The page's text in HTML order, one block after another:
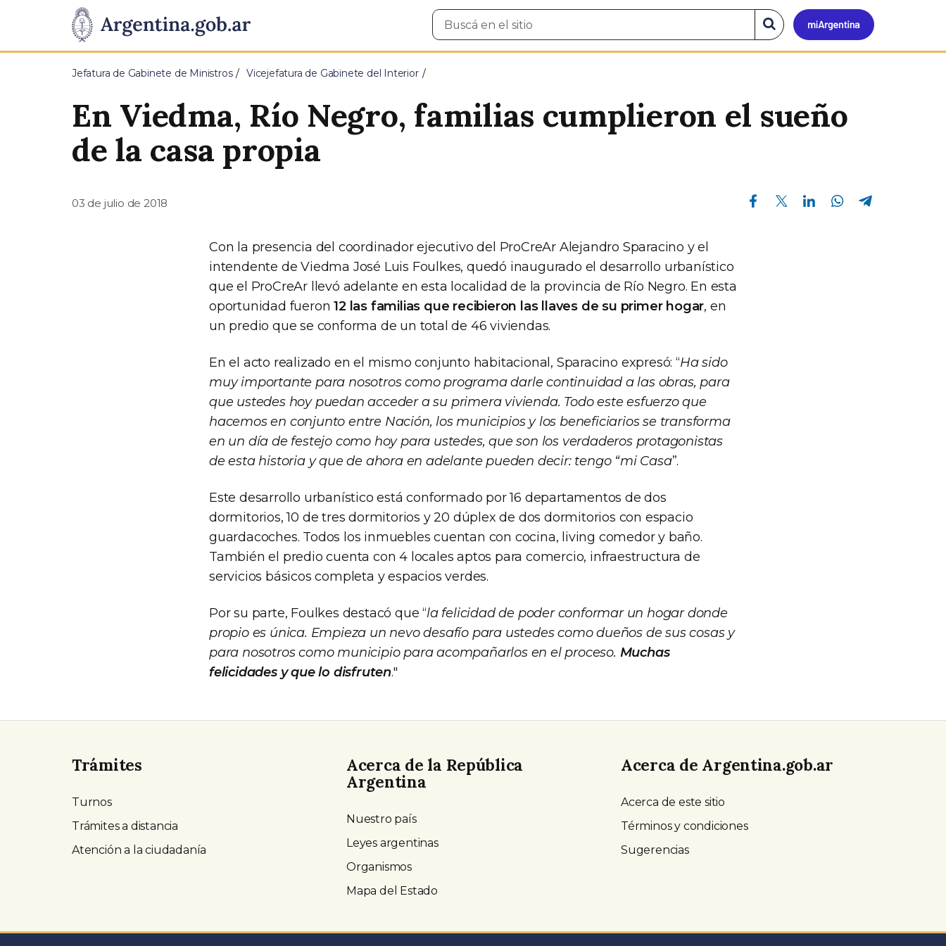
Presidencia
de
Pasar al contenido principal
Mi
Buscar
en
Buscar
en
el
Jefatura de Gabinete de Ministros Vicejefatura de Gabinete del Interior
En Viedma, Río Negro, familias cumplieron el sueño
de la casa propia
03 de julio de 2018
Compartir en Facebook Compartir en Twitter Compartir en Linkedin Compartir en Whatsapp
Con la presencia del coordinador ejecutivo del ProCreAr Alejandro Sparacino y el
intendente de Viedma José Luis Foulkes, quedó inaugurado el desarrollo urbanístico
que el ProCreAr llevó adelante en esta localidad de la provincia de Río Negro. En esta
oportunidad fueron12 las familias que recibieron las llaves de su primer hogar, en
un predio que se conforma de un total de 46 viviendas.
En el acto realizado en el mismo conjunto habitacional, Sparacino expresó: “Ha sido
muy importante para nosotros como programa darle continuidad a las obras, para
que ustedes hoy puedan acceder a su primera vivienda. Todo este esfuerzo que
hacemos en conjunto entre Nación, los municipios y los beneficiarios se transforma
en un día de festejo como hoy para ustedes, que son los verdaderos protagonistas
de esta historia y que de ahora en adelante pueden decir: tengo “mi Casa”.
Este desarrollo urbanístico está conformado por 16 departamentos de dos
dormitorios, 10 de tres dormitorios y 20 dúplex de dos dormitorios con espacio
guardacoches. Todos los inmuebles cuentan con cocina, living comedor y baño.
También el predio cuenta con 4 locales aptos para comercio, infraestructura de
servicios básicos completa y espacios verdes.
Por su parte, Foulkes destacó que “la felicidad de poder conformar un hogar donde
propio es única. Empieza un nevo desafío para ustedes como dueños de sus cosas y
para nosotros como municipio para acompañarlos en el proceso. Muchas
felicidades y que lo disfruten."
Trámites
Turnos
Trámites a distancia
Atención a la ciudadanía
Acerca de la República
Argentina
Nuestro país
Leyes argentinas
Organismos
Mapa del Estado
Acerca de Argentina.gob.ar
Acerca de este sitio
Términos y condiciones
Sugerencias